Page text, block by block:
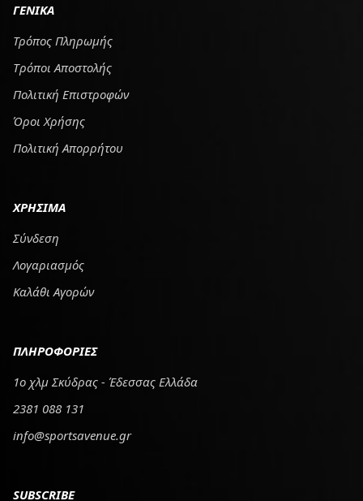
ΓΕΝΙΚΑ
Τρόπος Πληρωμής
Tρόποι Αποστολής
Πολιτική Επιστροφών
Όροι Χρήσης
Πολιτική Απορρήτου
ΧΡΗΣΙΜΑ
Σύνδεση
Λογαριασμός
Καλάθι Αγορών
ΠΛΗΡΟΦΟΡΙΕΣ
1ο χλμ Σκύδρας - Έδεσσας Ελλάδα
2381 088 131
info@sportsavenue.gr
SUBSCRIBE